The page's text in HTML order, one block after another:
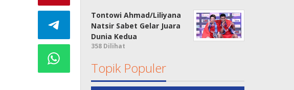
Tontowi Ahmad/Liliyana
Natsir Sabet Gelar Juara
Dunia Kedua
358 Dilihat
Topik Populer